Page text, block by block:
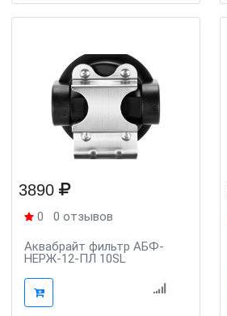
3890
0 0 отзывов
Аквабрайт фильтр АБФ-
НЕРЖ-12-ПЛ 10SL